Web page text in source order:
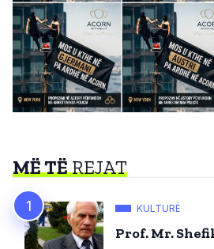
MË TËREJAT
KULTURË
Prof. Mr.